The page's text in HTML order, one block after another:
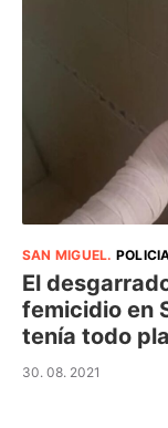
ELECCIONES 2023
SAN MIGUEL.
El
femicidio en
tenía todo
30. 08. 2021